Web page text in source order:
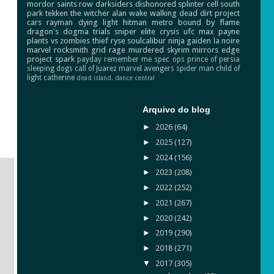
mordor saints row darksiders dishonored splinter cell south
park tekken the witcher alan wake walking dead dirt project
cars rayman dying light hitman metro
bound by flame
dragon's dogma trials sniper elite crysis ufc max payne
plants vs zombies thief ryse soulcalibur ninja gaiden la noire
marvel rocksmith grid rage murdered skyrim mirrors edge
project spark payday remember me spec ops prince of persia
sleeping dogs call of Juarez marvel avengers spider man child of
light catherine dead island. dance central
Arquivo do blog
► 2026(64)
► 2025(127)
► 2024(156)
► 2023(208)
► 2022(252)
► 2021(267)
► 2020(242)
► 2019(290)
► 2018(271)
▼ 2017(305)